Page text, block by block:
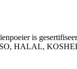
is
HALAL,